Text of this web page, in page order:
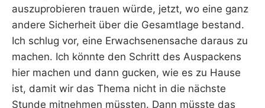
auszuprobieren trauen würde, jetzt, wo eine ganz
andere Sicherheit über die Gesamtlage bestand.
Ich schlug vor, eine Erwachsenensache daraus zu
machen. Ich könnte den Schritt des Auspackens
hier machen und dann gucken, wie es zu Hause
ist, damit wir das Thema nicht in die nächste
Stunde mitnehmen müssten. Dann müsste das